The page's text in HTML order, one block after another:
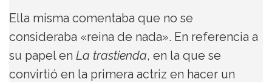
Ella misma comentaba que no se
consideraba «reina de nada». En referencia a
su papel en La trastienda, en la que se
convirtió en la primera actriz en hacer un